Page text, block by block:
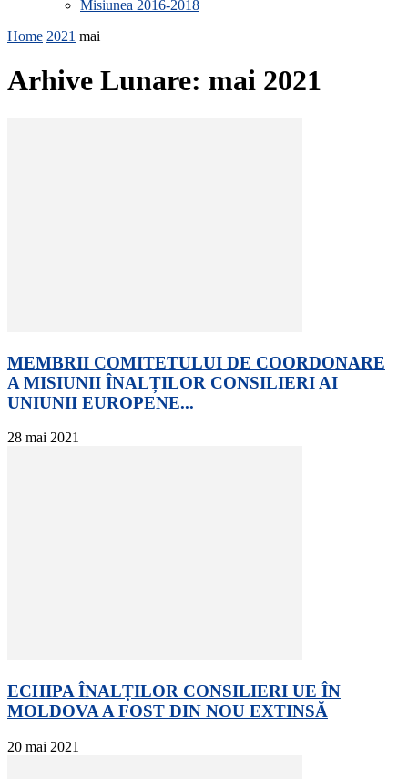
Misiunea 2016-2018
Home 2021 mai
Arhive Lunare: mai 2021
MEMBRII COMITETULUI DE COORDONARE
A MISIUNII ÎNALȚILOR CONSILIERI AI
UNIUNII EUROPENE...
28 mai 2021
ECHIPA ÎNALȚILOR CONSILIERI UE ÎN
MOLDOVA A FOST DIN NOU EXTINSĂ
20 mai 2021